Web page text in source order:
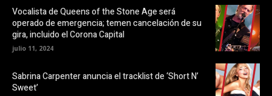
o
k
(
S
e
a
e
n
e
n
t
a
n
v
Vocalista de Queens of the Stone Age será
operado de emergencia; temen cancelación de su
gira, incluido el Corona Capital
julio 11, 2024
Sabrina Carpenter anuncia el tracklist de ‘Short N’
Sweet’